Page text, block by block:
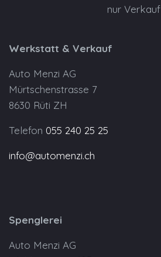
nur Verkauf
Werkstatt & Verkauf
Auto Menzi AG
Mürtschenstrasse 7
8630 Rüti ZH
Telefon 055 240 25 25
info@automenzi.ch
Spenglerei
Auto Menzi AG